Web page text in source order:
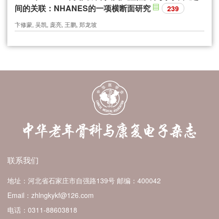
间的关联：NHANES的一项横断面研究
239
卞修蒙, 吴凯, 庞亮, 王鹏, 郑龙坡
联系我们
地址：河北省石家庄市自强路139号 邮编：400042
Email：zhlngkykf@126.com
电话：0311-88603818